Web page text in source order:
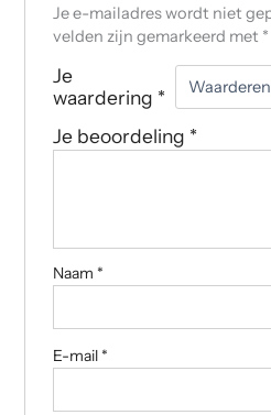
Je e-mailadres wordt niet
velden zijn gemarkeerd met *
Je
waardering *
Je beoordeling *
Naam *
E-mail *